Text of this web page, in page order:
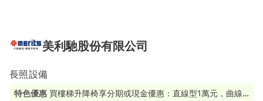
美利馳股份有限公司
長照設備
特色優惠 買樓梯升降椅享分期或現金優惠：直線型1萬元，曲線